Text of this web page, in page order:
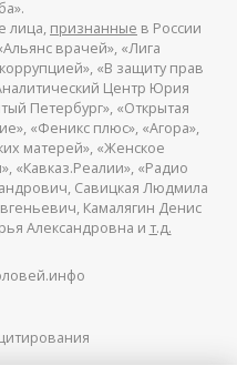
лица, признанные в России
врачей», «Лига
«В защиту прав
Центр Юрия
Петербург», «Открытая
«Феникс плюс», «Агора»,
матерей», «Женское
«Кавказ.Реалии», «Радио
Савицкая Людмила
Камалягин Денис
Александровна и т.д.